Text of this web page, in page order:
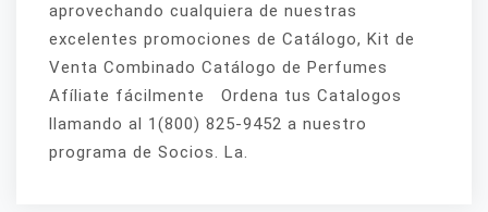
aprovechando cualquiera de nuestras
excelentes promociones de Catálogo, Kit de
Venta Combinado Catálogo de Perfumes
Afíliate fácilmente Ordena tus Catalogos
llamando al 1(800) 825-9452 a nuestro
programa de Socios. La.